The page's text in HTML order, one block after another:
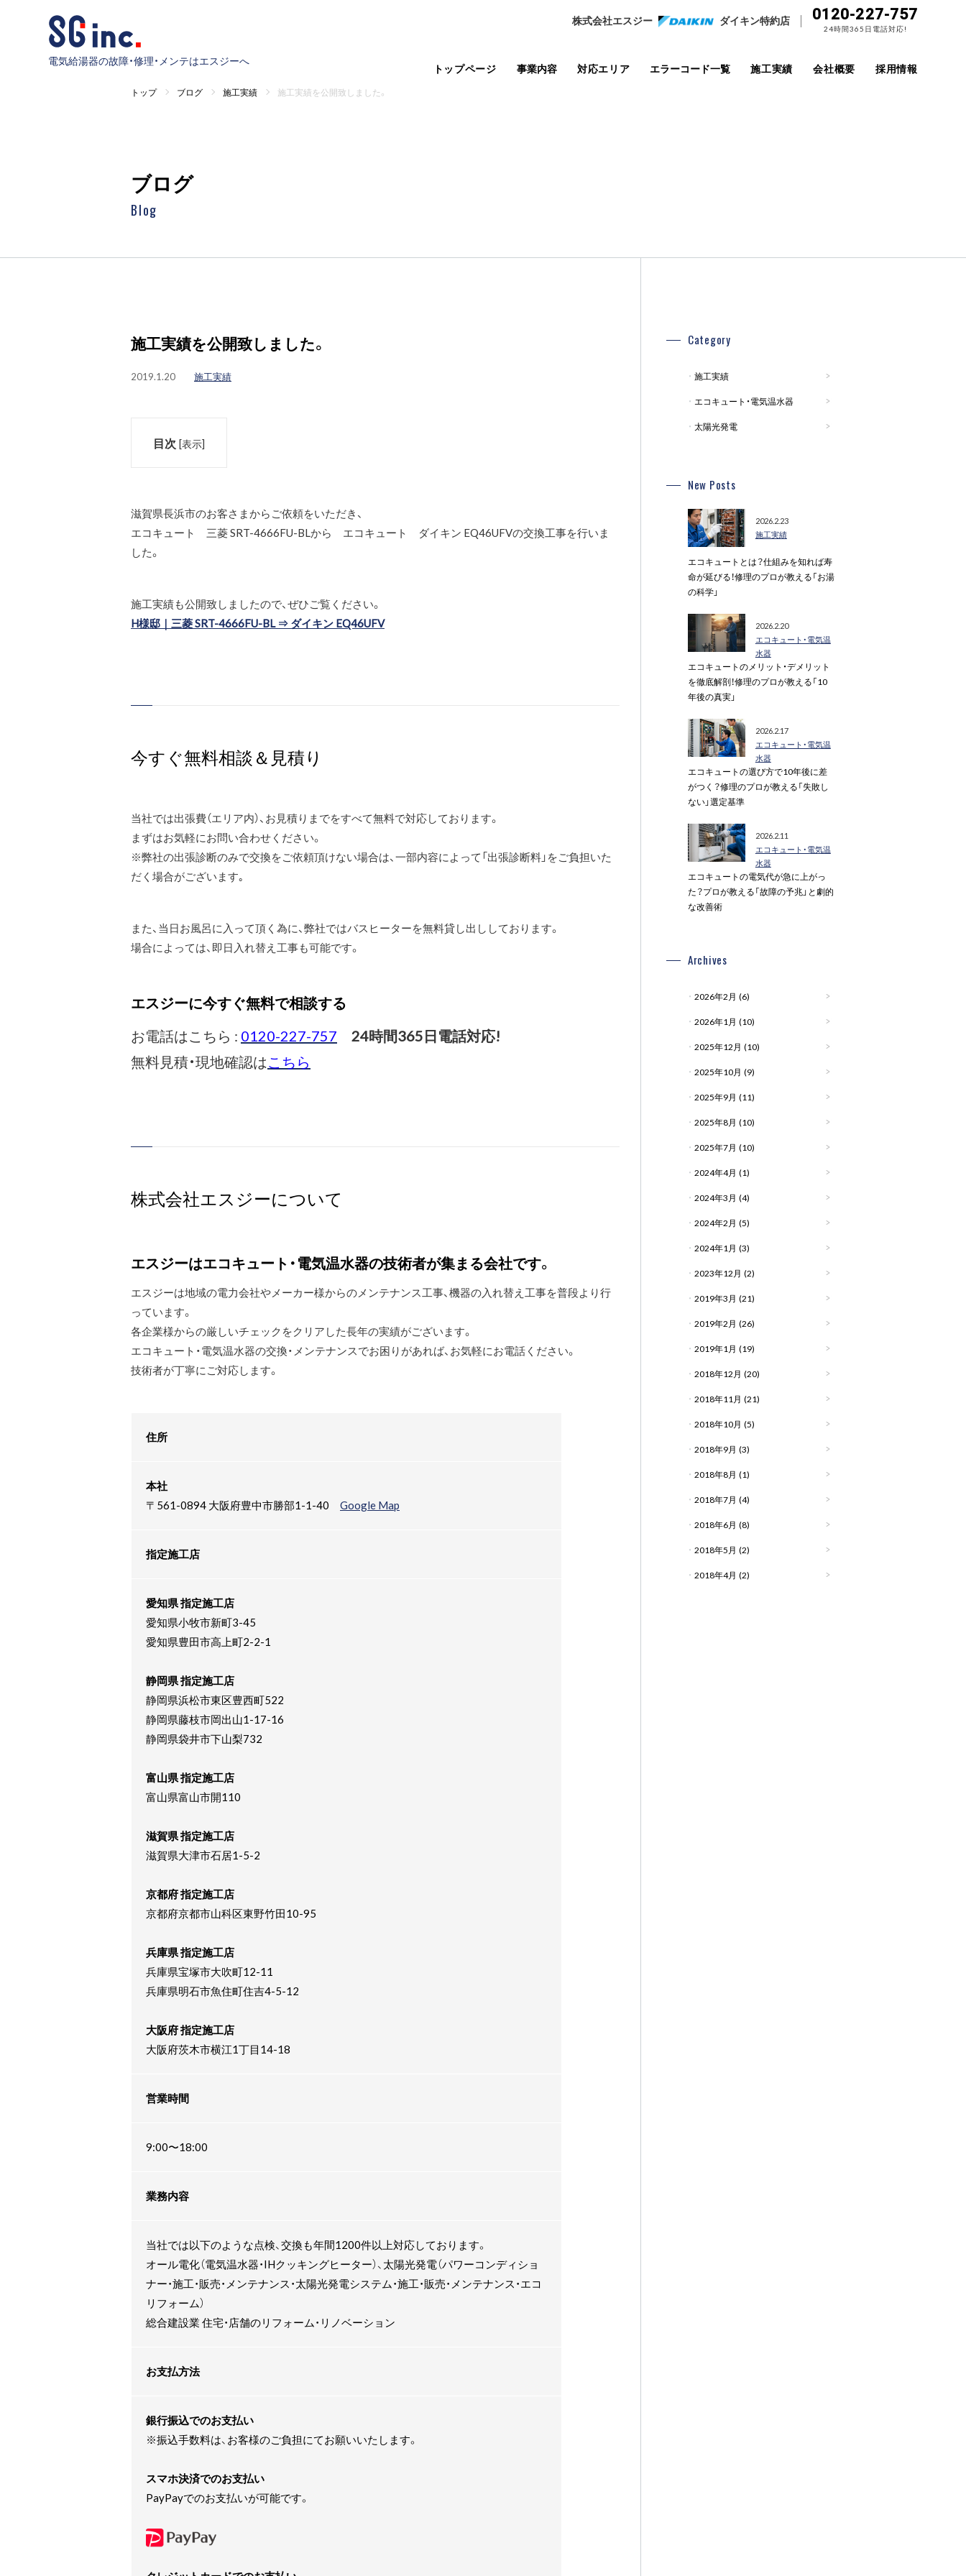
電気給湯器の故障・修理・メンテはエスジーへ
株式会社エスジー ダイキン特約店 0120-227-757
24時間365日電話対応!
トップページ 事業内容 対応エリア エラーコード一覧 施工実績 会社概要 採用情報
トップ ブログ 施工実績 施工実績を公開致しました。
ブログ
Blog
施工実績を公開致しました。
2019.1.20 施工実績
目次 [表示]
滋賀県長浜市のお客さまからご依頼をいただき、
エコキュート 三菱 SRT-4666FU-BLから エコキュート ダイキン EQ46UFVの交換工事を行いま
した。
施工実績も公開致しましたので、ぜひご覧ください。
H様邸｜三菱 SRT-4666FU-BL ⇒ ダイキン EQ46UFV
今すぐ無料相談＆見積り
当社では出張費（エリア内）、お見積りまでをすべて無料で対応しております。
まずはお気軽にお問い合わせください。
※弊社の出張診断のみで交換をご依頼頂けない場合は、一部内容によって「出張診断料」をご負担いた
だく場合がございます｡
また、当日お風呂に入って頂く為に、弊社ではバスヒーターを無料貸し出ししております。
場合によっては、即日入れ替え工事も可能です。
エスジーに今すぐ無料で相談する
お電話はこちら : 0120-227-757
24時間365日電話対応!
無料見積・現地確認はこちら
株式会社エスジーについて
エスジーはエコキュート・電気温水器の技術者が集まる会社です。
エスジーは地域の電力会社やメーカー様からのメンテナンス工事、機器の入れ替え工事を普段より行
っています。
各企業様からの厳しいチェックをクリアした長年の実績がございます。
エコキュート・電気温水器の交換・メンテナンスでお困りがあれば、お気軽にお電話ください。
技術者が丁寧にご対応します。
住所
本社
〒561-0894 大阪府豊中市勝部1-1-40 Google Map
指定施工店
愛知県 指定施工店
愛知県小牧市新町3-45
愛知県豊田市高上町2-2-1
静岡県 指定施工店
静岡県浜松市東区豊西町522
静岡県藤枝市岡出山1-17-16
静岡県袋井市下山梨732
富山県 指定施工店
富山県富山市開110
滋賀県 指定施工店
滋賀県大津市石居1-5-2
京都府 指定施工店
京都府京都市山科区東野竹田10-95
兵庫県 指定施工店
兵庫県宝塚市大吹町12-11
兵庫県明石市魚住町住吉4-5-12
大阪府 指定施工店
大阪府茨木市横江1丁目14-18
営業時間
9:00〜18:00
業務内容
当社では以下のような点検、交換も年間1200件以上対応しております。
オール電化（電気温水器・IHクッキングヒーター）、太陽光発電（パワーコンディショ
ナー・施工・販売・メンテナンス・太陽光発電システム・施工・販売・メンテナンス・エコ
リフォーム）
総合建設業 住宅・店舗のリフォーム・リノベーション
お支払方法
銀行振込でのお支払い
※振込手数料は、お客様のご負担にてお願いいたします。
スマホ決済でのお支払い
PayPayでのお支払いが可能です。
Category
施工実績
エコキュート・電気温水器
太陽光発電
New Posts
2026.2.23
施工実績
エコキュートとは？仕組みを知れば寿
命が延びる！修理のプロが教える「お湯
の科学」
2026.2.20
エコキュート・電気温
水器
エコキュートのメリット・デメリット
を徹底解剖！修理のプロが教える「10
年後の真実」
2026.2.17
エコキュート・電気温
水器
エコキュートの選び方で10年後に差
がつく？修理のプロが教える「失敗し
ない」選定基準
2026.2.11
エコキュート・電気温
水器
エコキュートの電気代が急に上がっ
た？プロが教える「故障の予兆」と劇的
な改善術
Archives
2026年2月 (6)
2026年1月 (10)
2025年12月 (10)
2025年10月 (9)
2025年9月 (11)
2025年8月 (10)
2025年7月 (10)
2024年4月 (1)
2024年3月 (4)
2024年2月 (5)
2024年1月 (3)
2023年12月 (2)
2019年3月 (21)
2019年2月 (26)
2019年1月 (19)
2018年12月 (20)
2018年11月 (21)
2018年10月 (5)
2018年9月 (3)
2018年8月 (1)
2018年7月 (4)
2018年6月 (8)
2018年5月 (2)
2018年4月 (2)